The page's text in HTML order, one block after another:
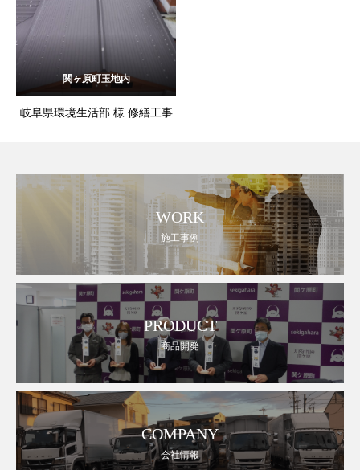
関ヶ原町玉地内
岐阜県環境生活部 様 修繕工事
WORK
施工事例
PRODUCT
商品開発
COMPANY
会社情報